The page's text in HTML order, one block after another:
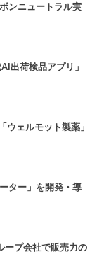
ンニュートラル実
出荷検品アプリ」
ウェルモット製薬」
ター」を開発・導
ープ会社で販売力の